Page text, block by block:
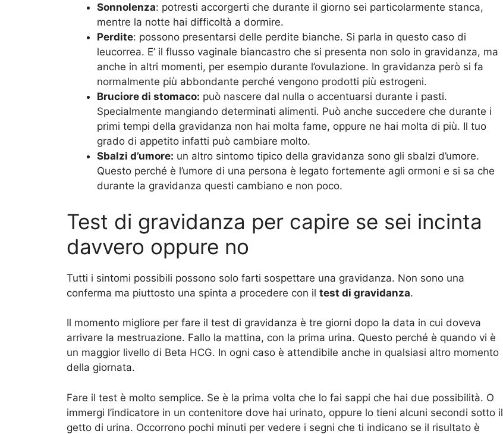
Sonnolenza: potresti accorgerti che durante il giorno sei particolarmente stanca,
mentre la notte hai difficoltà a dormire.
Perdite: possono presentarsi delle perdite bianche. Si parla in questo caso di
leucorrea. E’ il flusso vaginale biancastro che si presenta non solo in gravidanza, ma
anche in altri momenti, per esempio durante l’ovulazione. In gravidanza però si fa
normalmente più abbondante perché vengono prodotti più estrogeni.
Bruciore di stomaco: può nascere dal nulla o accentuarsi durante i pasti.
Specialmente mangiando determinati alimenti. Può anche succedere che durante i
primi tempi della gravidanza non hai molta fame, oppure ne hai molta di più. Il tuo
grado di appetito infatti può cambiare molto.
Sbalzi d’umore: un altro sintomo tipico della gravidanza sono gli sbalzi d’umore.
Questo perché è l’umore di una persona è legato fortemente agli ormoni e si sa che
durante la gravidanza questi cambiano e non poco.
Test di gravidanza per capire se sei incinta
davvero oppure no
Tutti i sintomi possibili possono solo farti sospettare una gravidanza. Non sono una
conferma ma piuttosto una spinta a procedere con il test di gravidanza.
Il momento migliore per fare il test di gravidanza è tre giorni dopo la data in cui doveva
arrivare la mestruazione. Fallo la mattina, con la prima urina. Questo perché è quando vi è
un maggior livello di Beta HCG. In ogni caso è attendibile anche in qualsiasi altro momento
della giornata.
Fare il test è molto semplice. Se è la prima volta che lo fai sappi che hai due possibilità. O
immergi l’indicatore in un contenitore dove hai urinato, oppure lo tieni alcuni secondi sotto il
getto di urina. Occorrono pochi minuti per vedere i segni che ti indicano se il risultato è